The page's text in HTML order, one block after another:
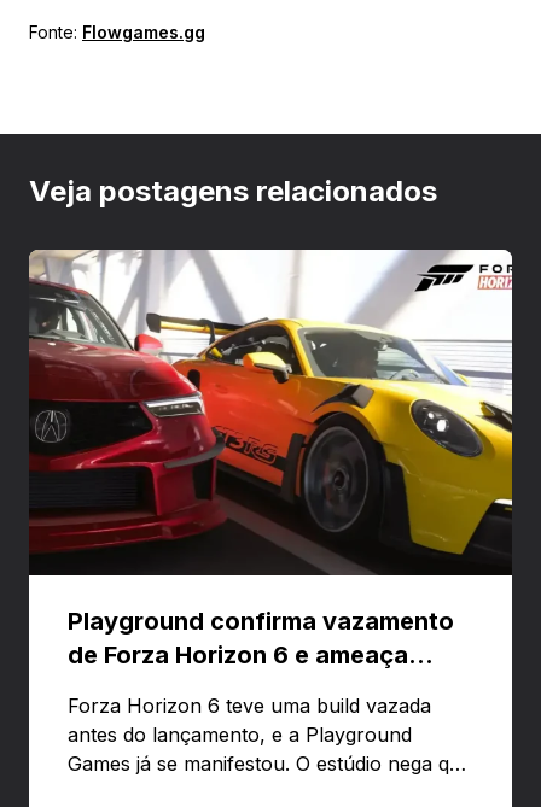
Fonte: Flowgames.gg
Veja postagens relacionados
Playground confirma vazamento
de Forza Horizon 6 e ameaça
Forza Horizon 6 teve uma build vazada
antes do lançamento, e a Playground
Games já se manifestou. O estúdio nega que